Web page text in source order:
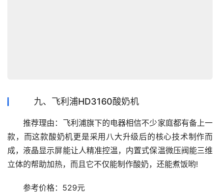
九、飞利浦HD3160酸奶机
推荐理由：飞利浦旗下的电器相信不少家庭都有备上一
款，而这款酸奶机更是采用八大升级后的核心技术制作而
成，液晶显示屏能让人精准控温，内置式保温微压阀能三维
立体的帮助加热，而且它不仅能制作酸奶，还能煮饭哟!
参考价格：529元